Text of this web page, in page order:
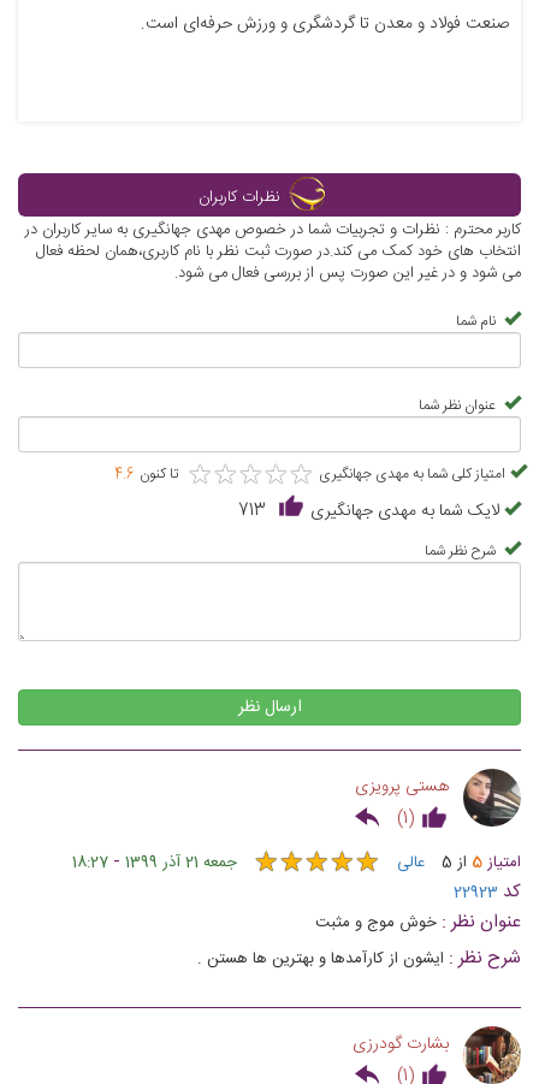
صنعت فولاد و معدن تا گردشگری و ورزش حرفه‌ای است.
نظرات کاربران
کاربر محترم : نظرات و تجربیات شما در خصوص مهدی جهانگیری به سایر کاربران در
انتخاب های خود کمک می کند.در صورت ثبت نظر با نام کاربری،همان لحظه فعال
می شود و در غیر این صورت پس از بررسی فعال می شود.
نام شما
عنوان نظر شما
امتیاز کلی شما به مهدی جهانگیری ★★★★★
★★★★★ تا کنون 4.6
لایک شما به مهدی جهانگیری 713
شرح نظر شما
ارسال نظر
هستی پرویزی
(
1
)
امتیاز5 از 5 عالی ★★★★★
★★★★★ جمعه 21 آذر 1399 -
18:27
کد 22923
عنوان نظر : خوش موج و مثبت
شرح نظر : ایشون از کارآمدها و بهترین ها هستن .
بشارت گودرزی
(
1
)